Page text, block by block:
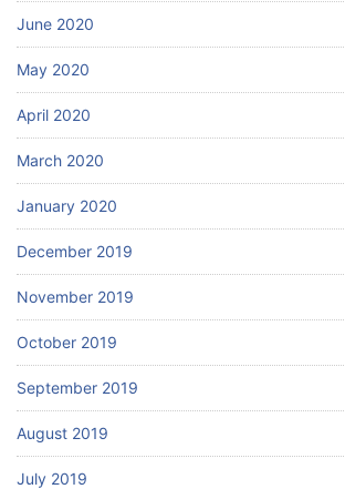
June 2020
May 2020
April 2020
March 2020
January 2020
December 2019
November 2019
October 2019
September 2019
August 2019
July 2019